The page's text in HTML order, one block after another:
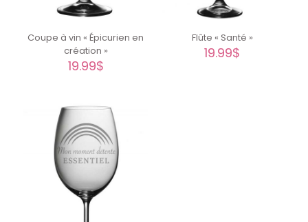
Coupe à vin « Épicurien en
création »
19.99$
Flûte « Santé »
19.99$